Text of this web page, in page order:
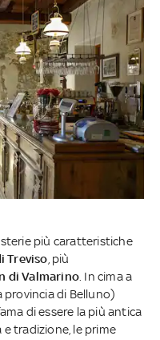
più caratteristiche
Treviso , più
di Valmarino . In cima a
provincia di Belluno)
di essere la più antica
e tradizione, le prime